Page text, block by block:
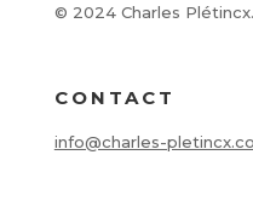
© 2024 Charles
CONTACT
info@charles-